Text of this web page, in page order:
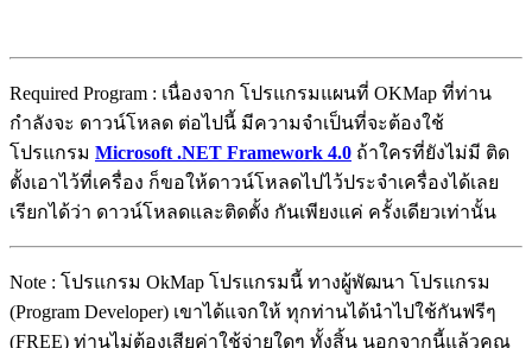
Required Program : เนื่องจาก โปรแกรมแผนที่ OKMap ที่ท่าน
กำลังจะ ดาวน์โหลด ต่อไปนี้ มีความจำเป็นที่จะต้องใช้
โปรแกรม Microsoft .NET Framework 4.0 ถ้าใครที่ยังไม่มี ติด
ตั้งเอาไว้ที่เครื่อง ก็ขอให้ดาวน์โหลดไปไว้ประจำเครื่องได้เลย
เรียกได้ว่า ดาวน์โหลดและติดตั้ง กันเพียงแค่ ครั้งเดียวเท่านั้น
Note : โปรแกรม OkMap โปรแกรมนี้ ทางผู้พัฒนา โปรแกรม
(Program Developer) เขาได้แจกให้ ทุกท่านได้นำไปใช้กันฟรีๆ
(FREE) ท่านไม่ต้องเสียค่าใช้จ่ายใดๆ ทั้งสิ้น นอกจากนี้แล้วคุณ